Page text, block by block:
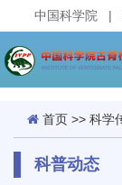
中国科学院 |
首页 >> 科学
科普动态